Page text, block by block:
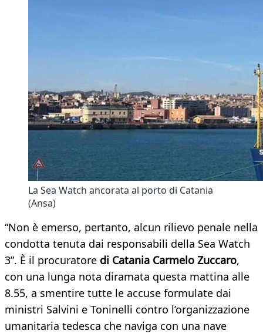
La Sea Watch ancorata al porto di Catania
(Ansa)
“Non è emerso, pertanto, alcun rilievo penale nella
condotta tenuta dai responsabili della Sea Watch
3”. È il procuratore di Catania Carmelo Zuccaro,
con una lunga nota diramata questa mattina alle
8.55, a smentire tutte le accuse formulate dai
ministri Salvini e Toninelli contro l’organizzazione
umanitaria tedesca che naviga con una nave